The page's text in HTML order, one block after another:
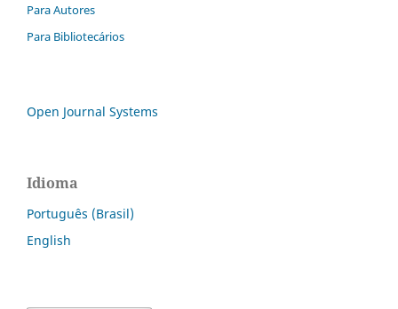
Para Autores
Para Bibliotecários
Open Journal Systems
Idioma
Português (Brasil)
English